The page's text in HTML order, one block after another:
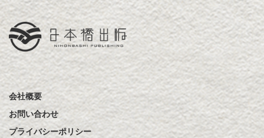
会社概要
お問い合わせ
プライバシーポリシー